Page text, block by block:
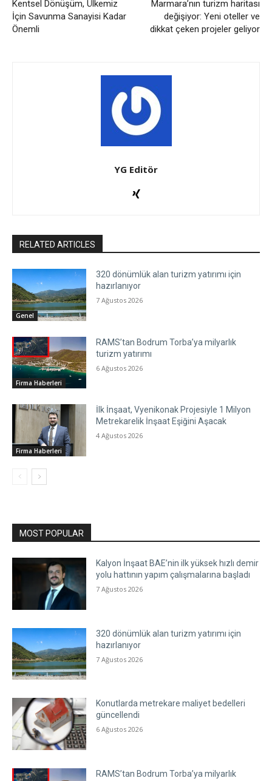
Kentsel Dönüşüm, Ülkemiz
İçin Savunma Sanayisi Kadar
Önemli
Marmara’nın turizm haritası
değişiyor: Yeni oteller ve
dikkat çeken projeler geliyor
YG Editör
RELATED ARTICLES
Genel
320 dönümlük alan turizm yatırımı için
hazırlanıyor
7 Ağustos 2026
Firma Haberleri
RAMS’tan Bodrum Torba’ya milyarlık
turizm yatırımı
6 Ağustos 2026
Firma Haberleri
İlk İnşaat, Vyenikonak Projesiyle 1 Milyon
Metrekarelik İnşaat Eşiğini Aşacak
4 Ağustos 2026
MOST POPULAR
Kalyon İnşaat BAE’nin ilk yüksek hızlı demir
yolu hattının yapım çalışmalarına başladı
7 Ağustos 2026
320 dönümlük alan turizm yatırımı için
hazırlanıyor
7 Ağustos 2026
Konutlarda metrekare maliyet bedelleri
güncellendi
6 Ağustos 2026
RAMS’tan Bodrum Torba’ya milyarlık